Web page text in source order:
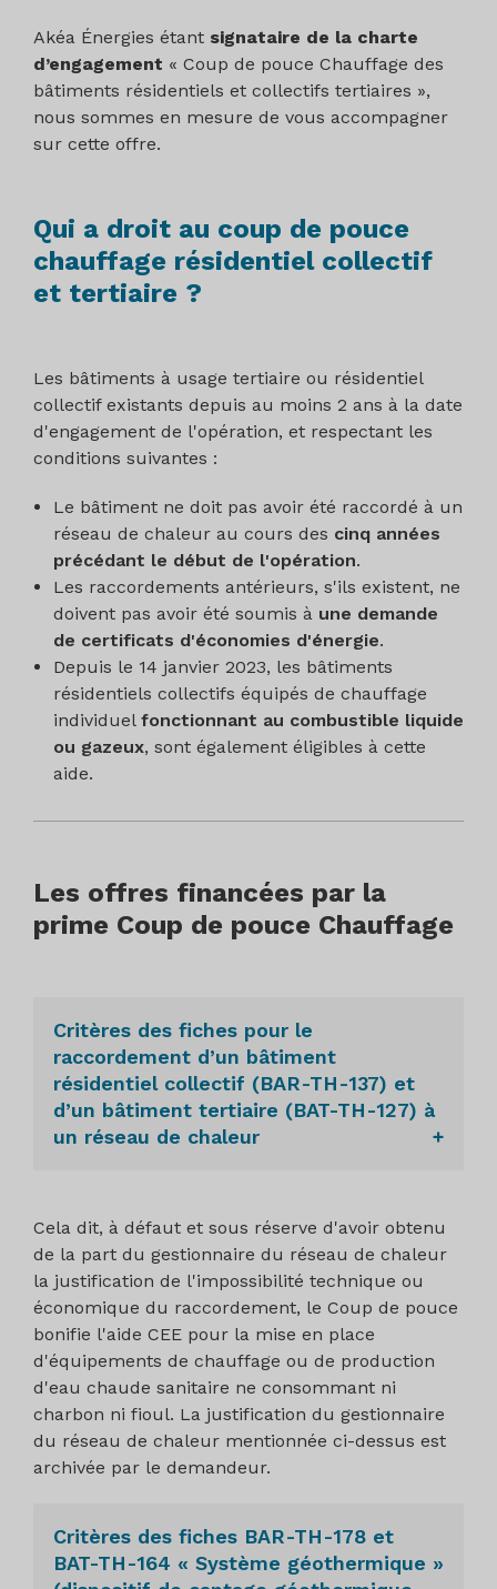
Akéa Énergies étant signataire de la charte
d’engagement « Coup de pouce Chauffage des
bâtiments résidentiels et collectifs tertiaires »,
nous sommes en mesure de vous accompagner
sur cette offre.
Qui a droit au coup de pouce
chauffage résidentiel collectif
et tertiaire ?
Les bâtiments à usage tertiaire ou résidentiel
collectif existants depuis au moins 2 ans à la date
d'engagement de l'opération, et respectant les
conditions suivantes :
Le bâtiment ne doit pas avoir été raccordé à un
réseau de chaleur au cours des cinq années
précédant le début de l'opération.
Les raccordements antérieurs, s'ils existent, ne
doivent pas avoir été soumis à une demande
de certificats d'économies d'énergie.
Depuis le 14 janvier 2023, les bâtiments
résidentiels collectifs équipés de chauffage
individuel fonctionnant au combustible liquide
ou gazeux, sont également éligibles à cette
aide.
Les offres financées par la
prime Coup de pouce Chauffage
Critères des fiches pour le
raccordement d’un bâtiment
résidentiel collectif (BAR-TH-137) et
d’un bâtiment tertiaire (BAT-TH-127) à
un réseau de chaleur
Secteurs d'application : Bâtiment résidentiel
existant ( BAR-TH-137) et Bâtiment tertiaire
existant (BAT-TH-127)
Les réseaux de chaleur “EnR&R” fournissent
de la chaleur à plusieurs bâtiments, voire de
quartiers entiers. La chaleur fournie est
générée à partir de sources renouvelables
(géothermie principalement) ou récupérée à
partir de la combustion de déchets, ou sur
Conditions techniques et exigences à
respecter :
Cela dit, à défaut et sous réserve d'avoir obtenu
de la part du gestionnaire du réseau de chaleur
la justification de l'impossibilité technique ou
économique du raccordement, le Coup de pouce
bonifie l'aide CEE pour la mise en place
d'équipements de chauffage ou de production
d'eau chaude sanitaire ne consommant ni
charbon ni fioul. La justification du gestionnaire
du réseau de chaleur mentionnée ci-dessus est
archivée par le demandeur.
Critères des fiches BAR-TH-178 et
BAT-TH-164 « Système géothermique »